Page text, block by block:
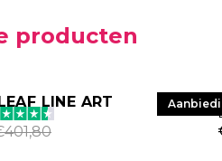
producten
LINE ART
401,80 prijs was: €401,80.
is: €301,36.
LED